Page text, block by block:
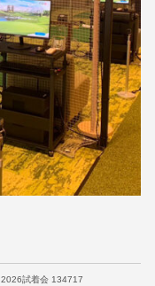
2026試着会 134717